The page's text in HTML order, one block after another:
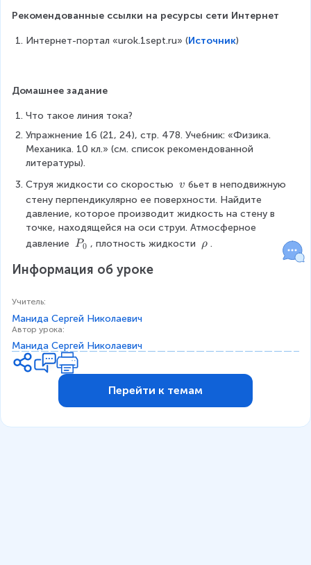
t
S
\
c
d
t
c
d
o
t
\
D
a
g
\
o
t
h
2
+
\f
c
1
}
{
2
r
c
d
v
^
2
o
v
2
\
r
o
c
d
t
P
_
2
Рекомендованные ссылки на ресурсы сети Интернет
Интернет-портал «urok.1sept.ru» (Источник)
Домашнее задание
Что такое линия тока?
Упражнение 16 (21, 24), стр. 478. Учебник: «Физика.
Механика. 10 кл.» (см. список рекомендованной
литературы).
Струя жидкости со скоростью \
\
v
v бьет в неподвижную
стену перпендикулярно ее поверхности. Найдите
давление, которое производит жидкость на стену в
точке, находящейся на оси струи. Атмосферное
давление P
0
P0 , плотность жидкости \
ρ .
Информация об уроке
Учитель:
Манида Сергей Николаевич
Автор урока:
Манида Сергей Николаевич
Перейти к темам